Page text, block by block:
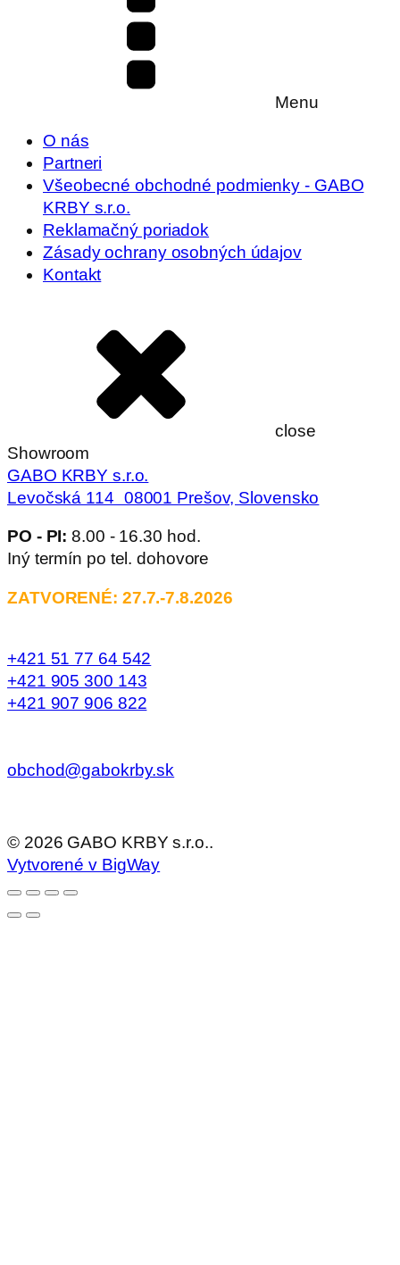
Menu
O nás
Partneri
Všeobecné obchodné podmienky - GABO
KRBY s.r.o.
Reklamačný poriadok
Zásady ochrany osobných údajov
Kontakt
close
Showroom
GABO KRBY s.r.o.
Levočská 114 08001 Prešov, Slovensko
PO - PI: 8.00 - 16.30 hod.
Iný termín po tel. dohovore
ZATVORENÉ: 27.7.-7.8.2026
+421 51 77 64 542
+421 905 300 143
+421 907 906 822
obchod@gabokrby.sk
© 2026 GABO KRBY s.r.o..
Vytvorené v BigWay